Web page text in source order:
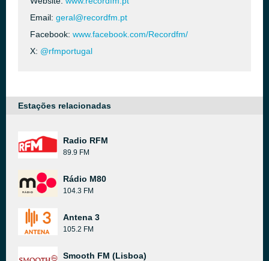
Email: geral@recordfm.pt
Facebook: www.facebook.com/Recordfm/
X: @rfmportugal
Estações relacionadas
Radio RFM
89.9 FM
Rádio M80
104.3 FM
Antena 3
105.2 FM
Smooth FM (Lisboa)